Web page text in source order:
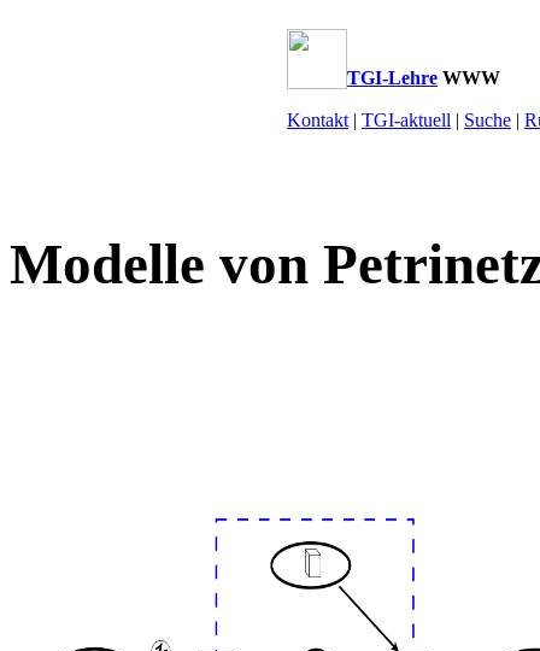
TGI-Lehre WWW
Kontakt | TGI-aktuell | Suche |
Modelle von